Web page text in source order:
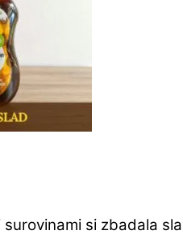
si zbadala